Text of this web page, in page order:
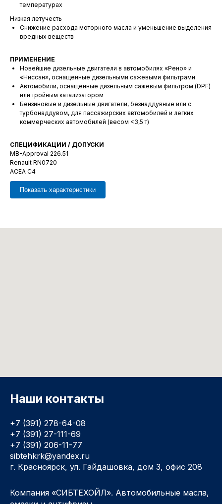
температурах
Низкая летучесть
Снижение расхода моторного масла и уменьшение выделения
вредных веществ
ПРИМЕНЕНИЕ
Новейшие дизельные двигатели в автомобилях «Рено» и
«Ниссан», оснащенные дизельными сажевыми фильтрами
Автомобили, оснащенные дизельным сажевым фильтром (DPF)
или тройным катализатором
Бензиновые и дизельные двигатели, безнаддувные или с
турбонаддувом, для пассажирских автомобилей и легких
коммерческих автомобилей (весом <3,5 т)
СПЕЦИФИКАЦИИ / ДОПУСКИ
MB-Approval 226.51
Renault RN0720
ACEA C4
Показать характеристики
Наши контакты
+7 (391) 278-64-08
+7 (391) 27-111-69
+7 (391) 206-11-77
sibtehkrk@yandex.ru
г. Красноярск, ул. Гайдашовка, дом 3, офис 208
Компания «СИБТЕХОЙЛ». Автомобильные масла,